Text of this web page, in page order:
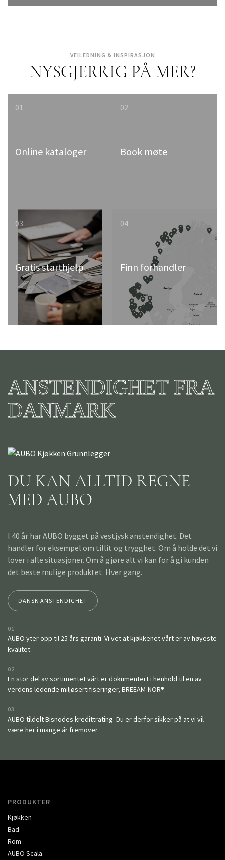
VEILEDNING & INSPIRASJON
NYSGJERRIG PÅ MER?
01
Online kataloger
02
Book møte
03
Gratis starthjelp
04
Finn forhandler
ANSTENDIGHET FRA
DANMARK
DU KAN ALLTID REGNE
MED AUBO
I 40 år har AUBO bygget på vestjysk anstendighet. Det
handler for eksempel om tillit og trygghet. Om å holde det vi
lover i alle situasjoner. Om å gjøre alt vi kan for å gi kunden
det beste mulige produktet. Hver gang.
DANSK ANSTENDIGHET
01
AUBO yter opp til 25 års garanti. Vi vet at kjøkkenet vårt er av høyeste
kvalitet.
02
En stor del av sortimentet vårt er dokumentert i henhold til en av
verdens ledende miljøsertifiseringer, BREEAM-NOR®.
03
AUBO tildelt Bisnodes kredittrating. Du er derfor sikker på at vi vil
være her i mange år fremover.
PRODUKTER
Kjøkken
Bad
Rom
AUBO Scala